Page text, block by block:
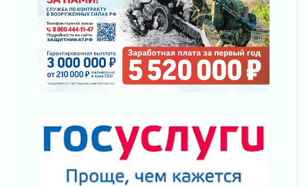
Уроки безопасности для детей и взрослых
03 августа 2026
Ленобласть отмечает День Воздушно-
десантных войск
02 августа 2026
Ленобласть отметила заслуги жителей перед
регионом и страной
02 августа 2026
Ладога — не пруд